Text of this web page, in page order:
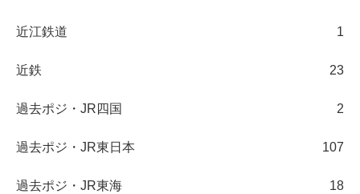
近江鉄道 1
近鉄 23
過去ポジ・JR四国 2
過去ポジ・JR東日本 107
過去ポジ・JR東海 18